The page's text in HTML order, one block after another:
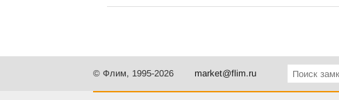
© Флим, 1995-2026 market@flim.ru